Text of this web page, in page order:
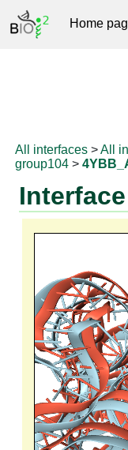
Home
All interfaces >All
group104 >